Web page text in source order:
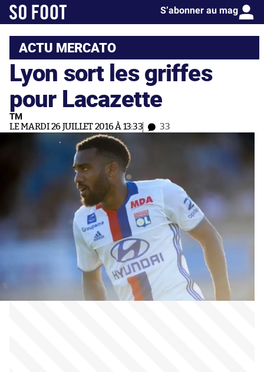
S’abonner au mag
ACTU MERCATO
Lyon sort les griffes
pour Lacazette
TM
LE MARDI 26 JUILLET 2016 À 13:33 33